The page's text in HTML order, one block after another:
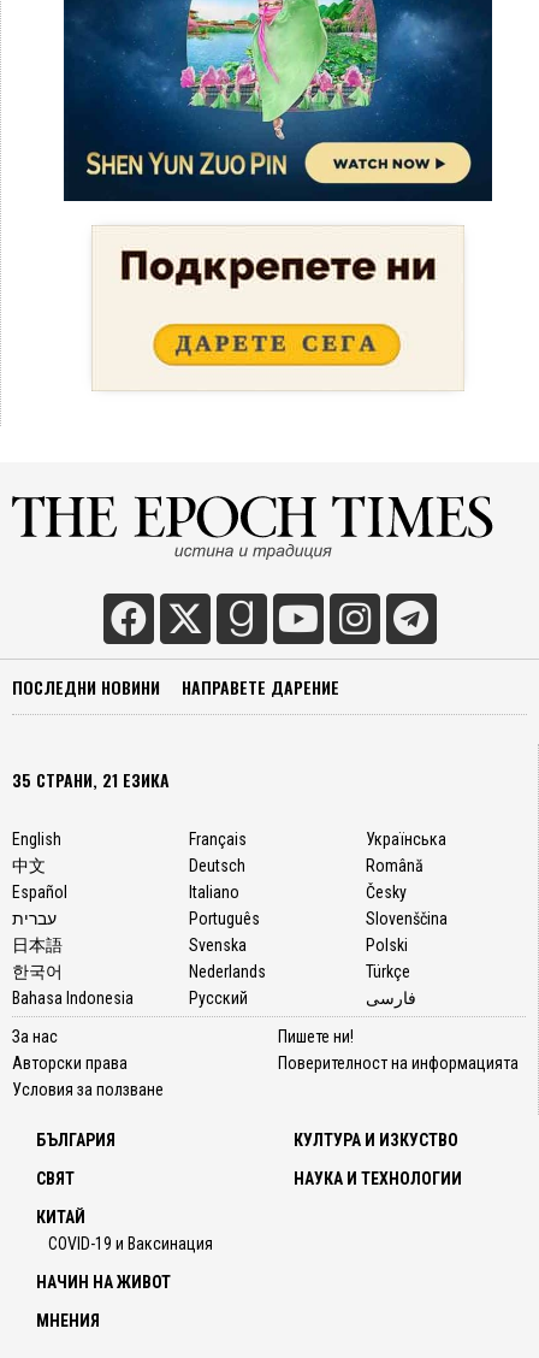
ПОСЛЕДНИ НОВИНИ НАПРАВЕТЕ ДАРЕНИЕ
35 СТРАНИ, 21 ЕЗИКА
English
中文
Español
עברית
日本語
한국어
Bahasa Indonesia
Français
Deutsch
Italiano
Português
Svenska
Nederlands
Русский
Українська
Română
Česky
Slovenščina
Polski
Türkçe
فارسی
За нас
Авторски права
Условия за ползване
Пишете ни!
Поверителност на информацията
БЪЛГАРИЯ
СВЯТ
КИТАЙ
COVID-19 и Ваксинация
КУЛТУРА И ИЗКУСТВО
НАУКА И ТЕХНОЛОГИИ
НАЧИН НА ЖИВОТ
МНЕНИЯ